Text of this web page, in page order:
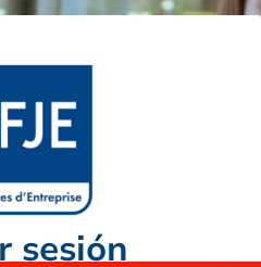
sesión